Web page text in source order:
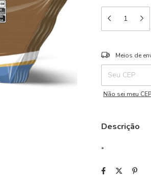
Entregas para o
Meios de
Não sei meu CEP
Descrição
*